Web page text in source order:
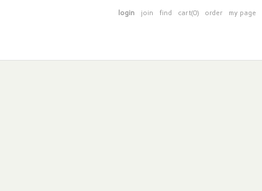
login join find cart(0) order my page